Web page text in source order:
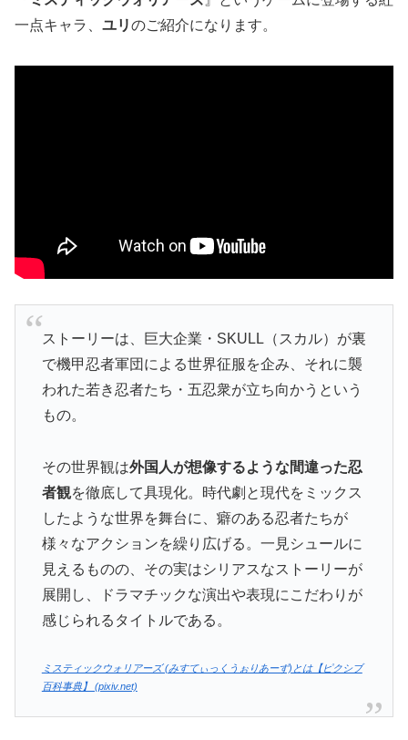
一点キャラ、 ユリのご紹介になります。
ストーリーは、巨大企業・SKULL（スカル）が裏
で機甲忍者軍団による世界征服を企み、それに襲
われた若き忍者たち・五忍衆が立ち向かうという
もの。
その世界観は外国人が想像するような間違った忍
者観を徹底して具現化。時代劇と現代をミックス
したような世界を舞台に、癖のある忍者たちが
様々なアクションを繰り広げる。一見シュールに
見えるものの、その実はシリアスなストーリーが
展開し、ドラマチックな演出や表現にこだわりが
感じられるタイトルである。
ミスティックウォリアーズ (みすてぃっくうぉりあーず)とは【ピクシブ
百科事典】 (pixiv.net)